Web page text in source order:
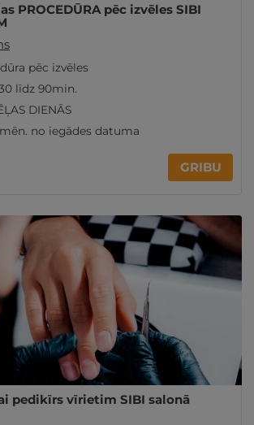
PROCEDŪRA pēc izvēles SIBI
pēc izvēles
līdz 90min.
DIENĀS
no iegādes datuma
GRIBU
pedikīrs vīrietim SIBI salonā